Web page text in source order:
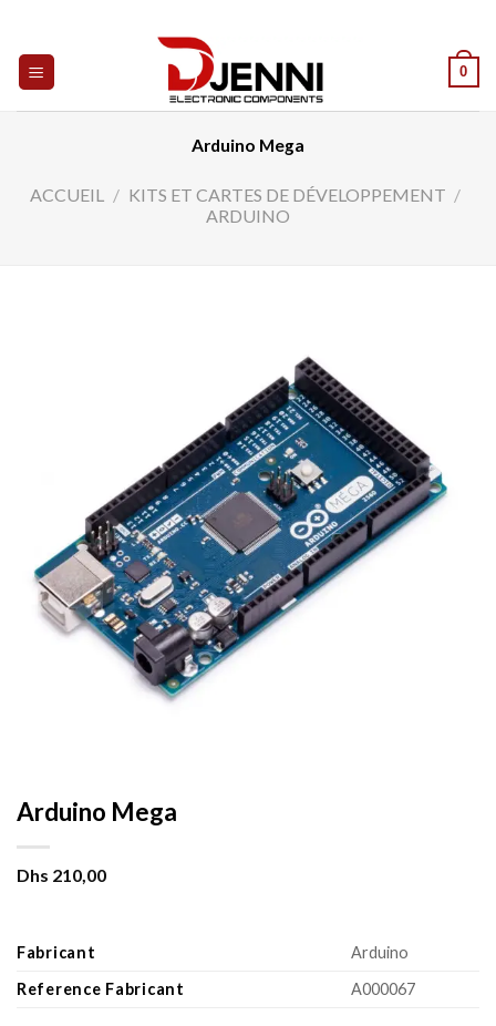
content
0
Arduino Mega
ACCUEIL / KITS ET CARTES DE DÉVELOPPEMENT /
ARDUINO
Arduino Mega
Dhs 210,00
Fabricant
Arduino
Reference Fabricant
A000067